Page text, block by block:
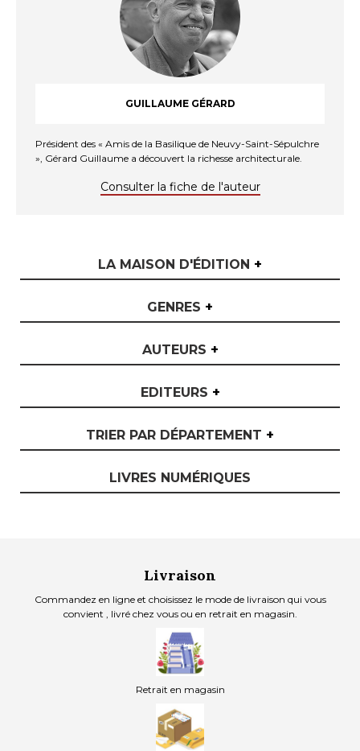
LA MAISON D'ÉDITION +
GENRES +
AUTEURS +
EDITEURS +
TRIER PAR DÉPARTEMENT +
LIVRES NUMÉRIQUES
GUILLAUME GÉRARD
Président des « Amis de la Basilique de Neuvy-Saint-Sépulchre
», Gérard Guillaume a découvert la richesse architecturale.
Consulter la fiche de l'auteur
Livraison
Commandez en ligne et choisissez le mode de livraison qui vous
convient , livré chez vous ou en retrait en magasin.
Retrait en magasin